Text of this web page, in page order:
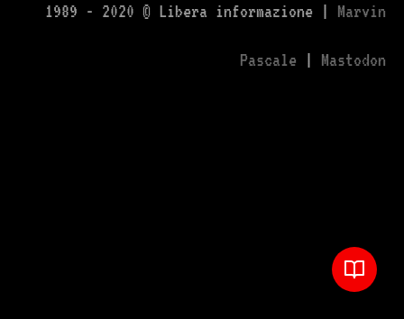
1989 - 2020 © Libera informazione | Marvin
Pascale | Mastodon